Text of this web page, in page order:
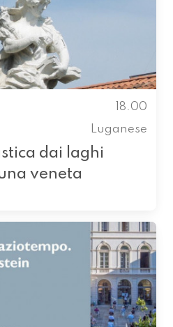
18.00
Luganese
dai laghi
veneta